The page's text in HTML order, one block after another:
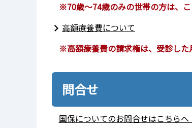
※70歳～74歳のみの世帯の方は、こ
高額療養費について
※高額療養費の請求権は、受診した
問合せ
国保についてのお問合せはこちらへ